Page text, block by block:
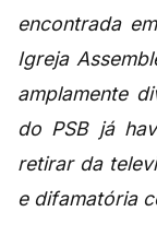
encontrada
Igreja
amplamente
do PSB já
retirar da
e difamatória